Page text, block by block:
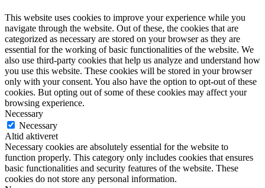
This website uses cookies to improve your experience while you
navigate through the website. Out of these, the cookies that are
categorized as necessary are stored on your browser as they are
essential for the working of basic functionalities of the website. We
also use third-party cookies that help us analyze and understand how
you use this website. These cookies will be stored in your browser
only with your consent. You also have the option to opt-out of these
cookies. But opting out of some of these cookies may affect your
browsing experience.
Necessary
Necessary
Altid aktiveret
Necessary cookies are absolutely essential for the website to
function properly. This category only includes cookies that ensures
basic functionalities and security features of the website. These
cookies do not store any personal information.